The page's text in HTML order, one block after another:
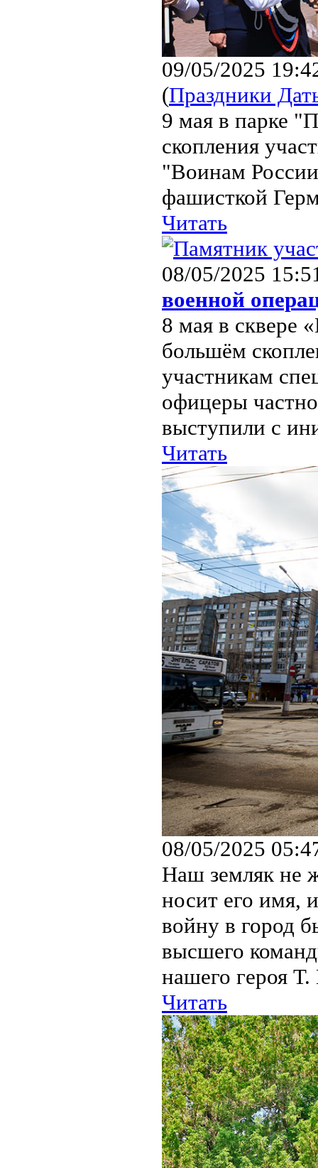
09/05/2025
(Праздники
9 мая в парке
скопления
"Воинам
фашисткой
Читать
08/05/2025
военной
8 мая в сквере
большём
участникам
офицеры
выступили с
Читать
08/05/2025
Наш земляк не
носит его имя,
войну в город
высшего
нашего героя
Читать